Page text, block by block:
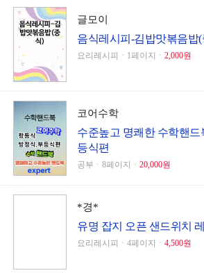
글모이
음식레시피-김밥맛볶음밥(
요리레시피ㆍ1페이지ㆍ 2,000원
코어수학
수준높고 명쾌한 수학핸드
등식편
공부ㆍ8페이지ㆍ 20,000원
*경*
유명 잡지 오픈 샌드위치
요리레시피ㆍ4페이지ㆍ 4,500원